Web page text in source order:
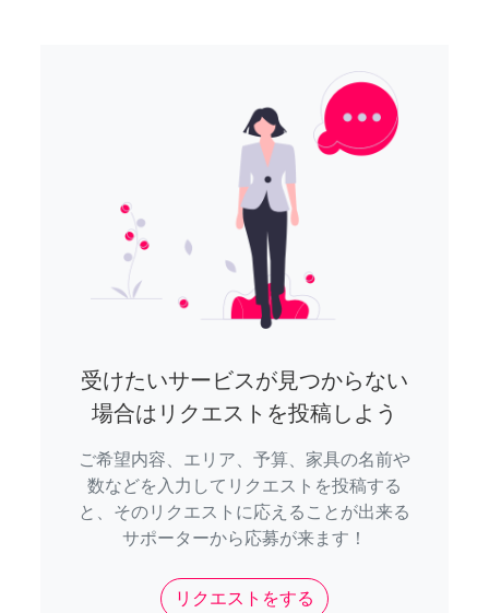
受けたいサービスが見つからない
場合はリクエストを投稿しよう
ご希望内容、エリア、予算、家具の名前や
数などを入力してリクエストを投稿する
と、そのリクエストに応えることが出来る
サポーターから応募が来ます！
リクエストをする